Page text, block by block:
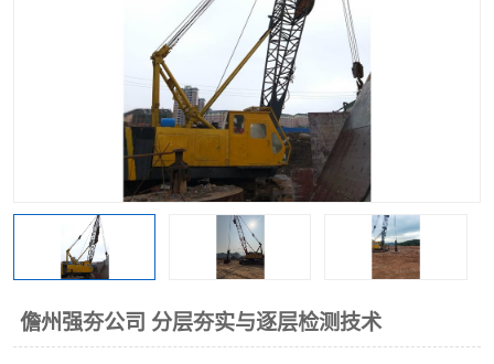
儋州强夯公司 分层夯实与逐层检测技术